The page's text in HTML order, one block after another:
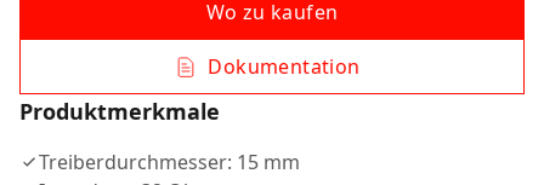
Wo zu kaufen
Dokumentation
Produktmerkmale
Treiberdurchmesser: 15 mm